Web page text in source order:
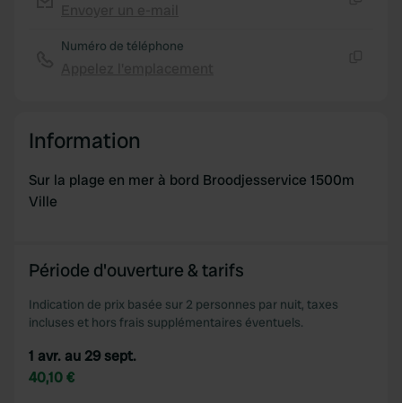
Numéro de téléphone
Information
Sur la plage en mer à bord Broodjesservice 1500m
Ville
Période d'ouverture & tarifs
Indication de prix basée sur 2 personnes par nuit, taxes
incluses et hors frais supplémentaires éventuels.
1 avr. au 29 sept.
40,10 €